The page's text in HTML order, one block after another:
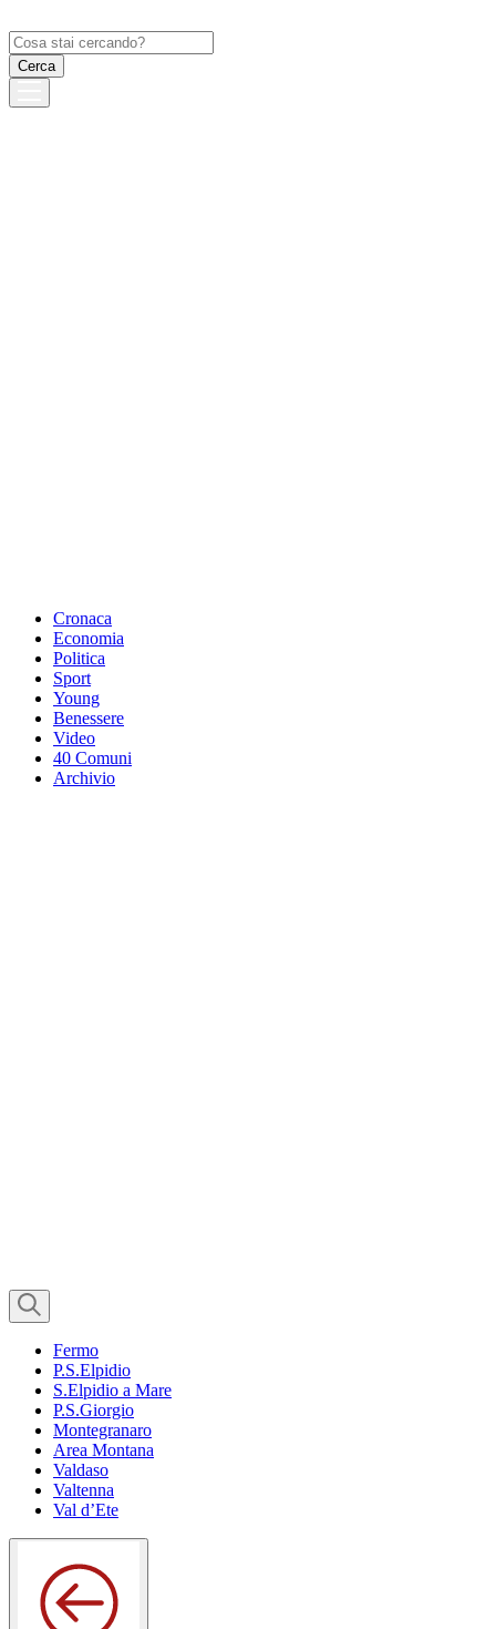
Ricerca
per:
Cronaca
Economia
Politica
Sport
Young
Benessere
Video
40 Comuni
Archivio
Fermo
P.S.Elpidio
S.Elpidio a Mare
P.S.Giorgio
Montegranaro
Area Montana
Valdaso
Valtenna
Val d’Ete